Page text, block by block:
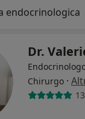
endocrinologica
Dr.
Chirurgo ·